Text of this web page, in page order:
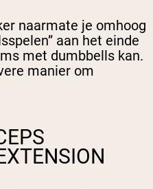
naarmate je omhoog
aan het einde
met dumbbells kan.
manier om